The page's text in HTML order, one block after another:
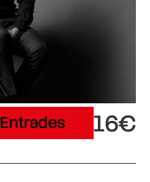
Entrades 16€